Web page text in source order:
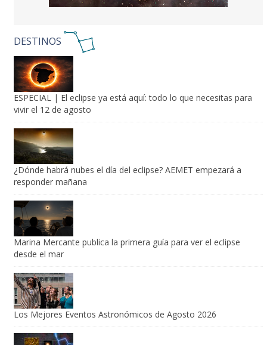
DESTINOS
ESPECIAL | El eclipse ya está aquí: todo lo que necesitas para
vivir el 12 de agosto
¿Dónde habrá nubes el día del eclipse? AEMET empezará a
responder mañana
Marina Mercante publica la primera guía para ver el eclipse
desde el mar
Los Mejores Eventos Astronómicos de Agosto 2026